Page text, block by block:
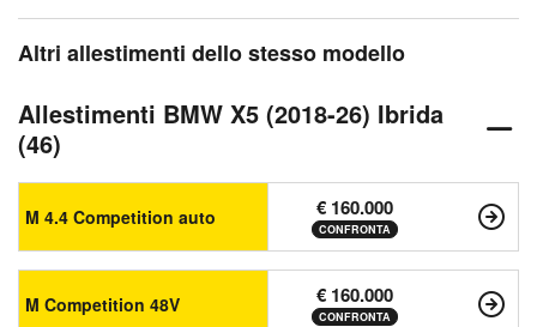
Altri allestimenti dello stesso modello
Allestimenti BMW X5 (2018-26) Ibrida
(46)
M 4.4 Competition auto € 160.000
CONFRONTA
M Competition 48V € 160.000
CONFRONTA